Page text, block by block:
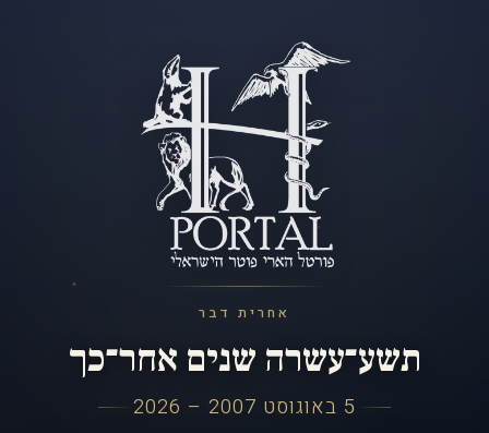
אחרית דבר
תשע־עשרה שנים אחר־כך
5 באוגוסט 2007 – 2026